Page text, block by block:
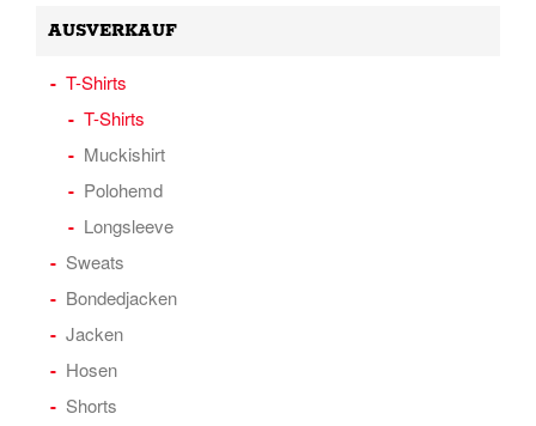
AUSVERKAUF
T-Shirts
T-Shirts
Muckishirt
Polohemd
Longsleeve
Sweats
Bondedjacken
Jacken
Hosen
Shorts